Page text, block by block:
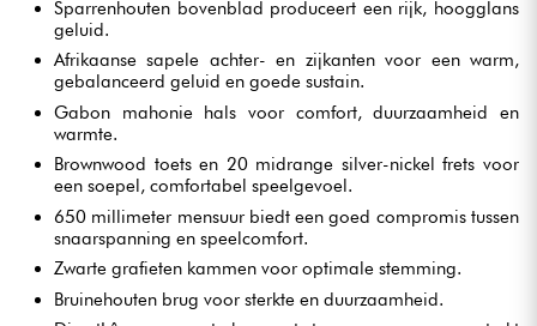
Sparrenhouten bovenblad produceert een rijk, hoogglans
geluid.
Afrikaanse sapele achter- en zijkanten voor een warm,
gebalanceerd geluid en goede sustain.
Gabon mahonie hals voor comfort, duurzaamheid en
warmte.
Brownwood toets en 20 midrange silver-nickel frets voor
een soepel, comfortabel speelgevoel.
650 millimeter mensuur biedt een goed compromis tussen
snaarspanning en speelcomfort.
Zwarte grafieten kammen voor optimale stemming.
Bruinehouten brug voor sterkte en duurzaamheid.